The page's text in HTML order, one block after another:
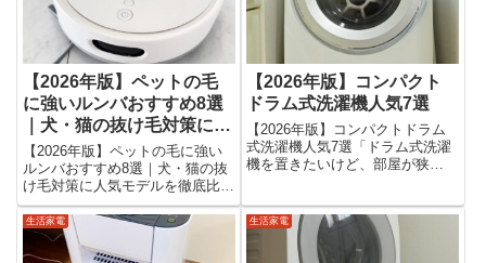
【2026年版】ペットの毛
に強いルンバおすすめ8選
｜犬・猫の抜け毛対策に人
気モデルを徹底比較
【2026年版】ペットの毛に強い
ルンバおすすめ8選｜犬・猫の抜
け毛対策に人気モデルを徹底比較
「犬や猫の毛が毎日床に落ちて困
る…」「ペットの毛が絡みにくい
ルンバはどれ？」そんな悩みを持
つ方は多いでしょう。ペットと暮
【2026年版】コンパクト
ドラム式洗濯機人気7選
【2026年版】コンパクトドラム
式洗濯機人気7選「ドラム式洗濯
機を置きたいけど、部屋が狭
って乾燥性能や電気代は大丈
夫？」そんな悩みを持つ人向け
に、2026年最新のコンパクトド
生活家電 生活家電